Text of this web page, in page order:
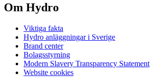
Om Hydro
Viktiga fakta
Hydro anläggningar i Sverige
Brand center
Bolagsstyrning
Modern Slavery Transparency Statement
Website cookies